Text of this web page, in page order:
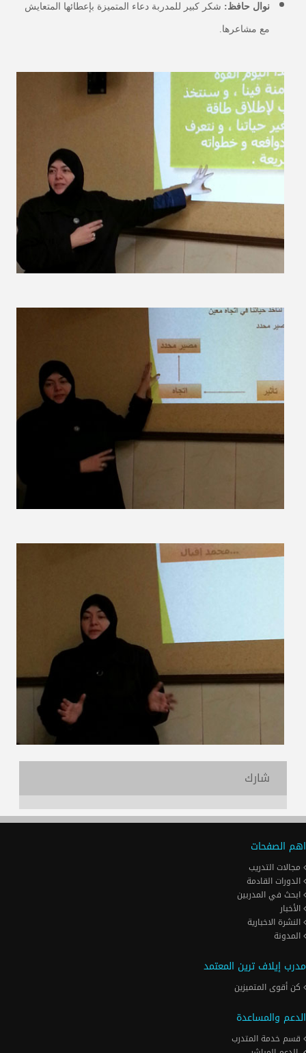
نوال حافظ: شكر كبير للمدربة دعاء المتميزة بإعطائها المتعايش
مع مشاعرها.
شارك
اهم الصفحات
مجالات التدريب
الدورات القادمة
ابحث في المدربين
الأخبار
النشرة الاخبارية
المدونة
مدرب إيلاف ترين المعتمد
كن أقوى المتميزين
الدعم والمساعدة
قسم خدمة المتدرب